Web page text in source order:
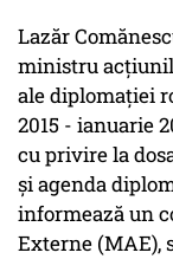
Lazăr
ministru
ale diplomaţiei
2015 - ianuarie
cu privire la
şi agenda
informează un
Externe (MAE),